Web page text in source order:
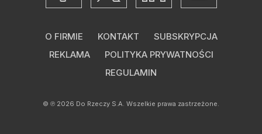
O FIRMIE KONTAKT
SUBSKRYPCJA
REKLAMA
POLITYKA PRYWATNOŚCI
REGULAMIN
© ℗ 2026 Do Rzeczy S.A. Wszelkie prawa zastrzeżone.